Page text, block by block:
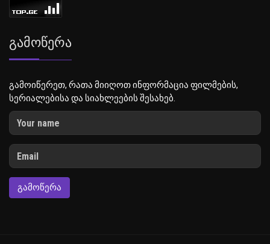
Გამოწერა
გამოიწერეთ, რათა მიიღოთ ინფორმაცია ფილმების,
სერიალებისა და სიახლეების შესახებ.
ᲒᲐᲛᲝᲬᲔᲠᲐ